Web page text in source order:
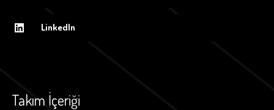
LinkedIn
Takım İçeriği